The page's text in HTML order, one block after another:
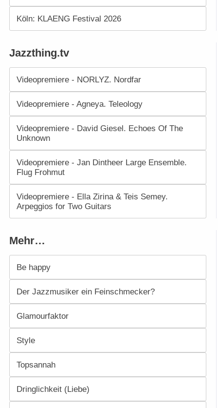
Köln: KLAENG Festival 2026
Jazzthing.tv
Videopremiere - NORLYZ. Nordfar
Videopremiere - Agneya. Teleology
Videopremiere - David Giesel. Echoes Of The
Unknown
Videopremiere - Jan Dintheer Large Ensemble.
Flug Frohmut
Videopremiere - Ella Zirina & Teis Semey.
Arpeggios for Two Guitars
Mehr…
Be happy
Der Jazzmusiker ein Feinschmecker?
Glamourfaktor
Style
Topsannah
Dringlichkeit (Liebe)